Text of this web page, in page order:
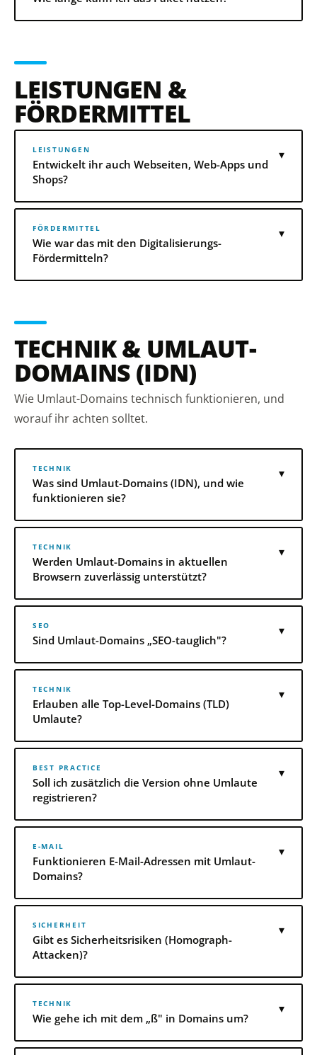
LEISTUNGEN &
FÖRDERMITTEL
LEISTUNGEN
Entwickelt ihr auch Webseiten, Web-Apps und
Shops?
▾
FÖRDERMITTEL
Wie war das mit den Digitalisierungs-
Fördermitteln?
▾
TECHNIK & UMLAUT-
DOMAINS (IDN)
Wie Umlaut-Domains technisch funktionieren, und
worauf ihr achten solltet.
TECHNIK
Was sind Umlaut-Domains (IDN), und wie
funktionieren sie?
▾
TECHNIK
Werden Umlaut-Domains in aktuellen
Browsern zuverlässig unterstützt?
▾
SEO
Sind Umlaut-Domains „SEO-tauglich"?
▾
TECHNIK
Erlauben alle Top-Level-Domains (TLD)
Umlaute?
▾
BEST PRACTICE
Soll ich zusätzlich die Version ohne Umlaute
registrieren?
▾
E-MAIL
Funktionieren E-Mail-Adressen mit Umlaut-
Domains?
▾
SICHERHEIT
Gibt es Sicherheitsrisiken (Homograph-
Attacken)?
▾
TECHNIK
Wie gehe ich mit dem „ß" in Domains um?
▾